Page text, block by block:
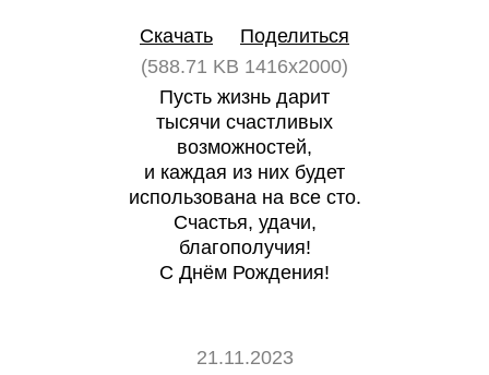
Скачать
Поделиться
(588.71 KB 1416x2000)
Пусть жизнь дарит
тысячи счастливых
возможностей,
и каждая из них будет
использована на все сто.
Счастья, удачи,
благополучия!
С Днём Рождения!
21.11.2023